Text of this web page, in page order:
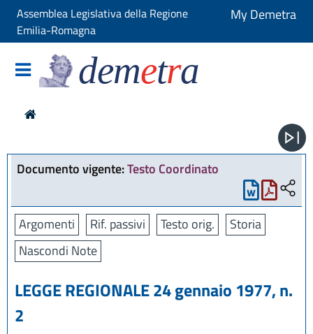
Assemblea Legislativa della Regione
Emilia-Romagna
My Demetra
demetra
Documento vigente:Testo Coordinato
Argomenti Rif. passivi Testo orig.
Storia
Nascondi Note
LEGGE REGIONALE 24 gennaio 1977, n.
2